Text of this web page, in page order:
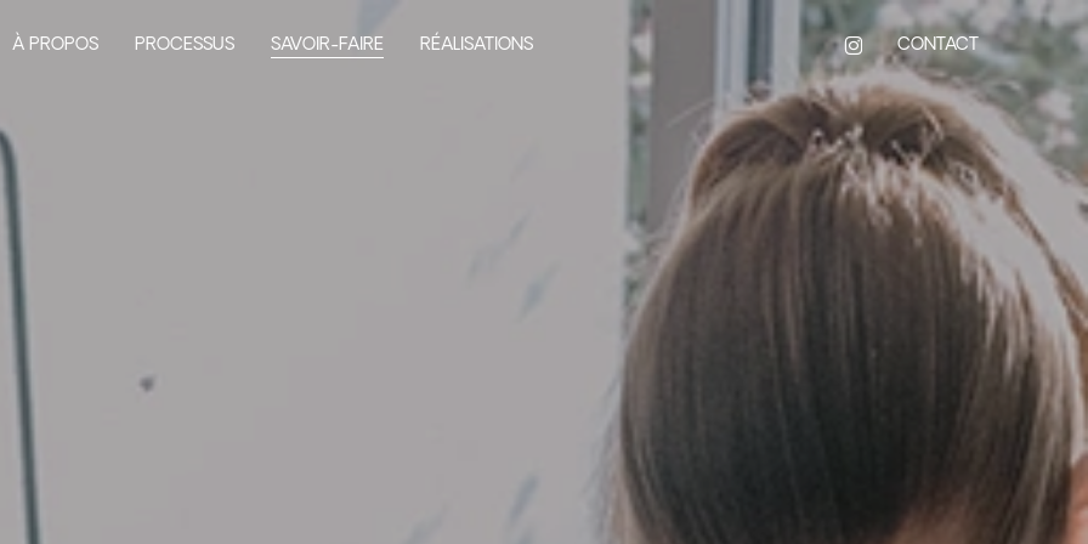
À PROPOS PROCESSUS SAVOIR-FAIRE RÉALISATIONS INSTAGRAMCONTACT